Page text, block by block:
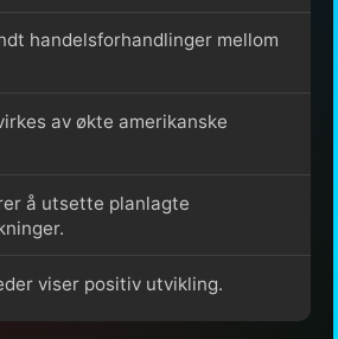
handelsforhandlinger mellom
av økte amerikanske
å utsette planlagte
viser positiv utvikling.